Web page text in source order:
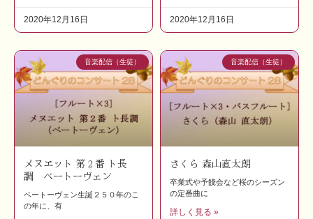
2020年12月16日 2020年12月16日
音楽配信（生徒）
メヌエット 第２番 ト長
調 ベートーヴェン
ベートーヴェン生誕２５０年のこ
の年に、有
音楽配信（生徒）
さくら 森山直太朗
卒業式や予餞会など桜のシーズン
の定番曲に
詳しく見る »